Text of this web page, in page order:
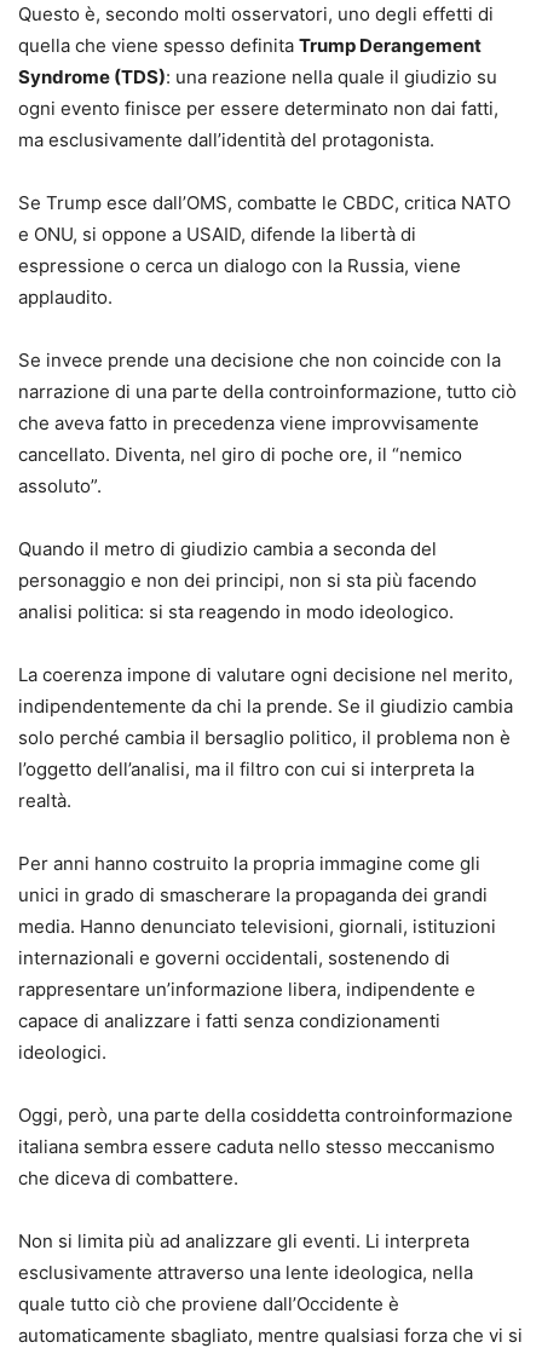
Questo è, secondo molti osservatori, uno degli effetti di
quella che viene spesso definita Trump Derangement
Syndrome (TDS): una reazione nella quale il giudizio su
ogni evento finisce per essere determinato non dai fatti,
ma esclusivamente dall’identità del protagonista.
Se Trump esce dall’OMS, combatte le CBDC, critica NATO
e ONU, si oppone a USAID, difende la libertà di
espressione o cerca un dialogo con la Russia, viene
applaudito.
Se invece prende una decisione che non coincide con la
narrazione di una parte della controinformazione, tutto ciò
che aveva fatto in precedenza viene improvvisamente
cancellato. Diventa, nel giro di poche ore, il “nemico
assoluto”.
Quando il metro di giudizio cambia a seconda del
personaggio e non dei principi, non si sta più facendo
analisi politica: si sta reagendo in modo ideologico.
La coerenza impone di valutare ogni decisione nel merito,
indipendentemente da chi la prende. Se il giudizio cambia
solo perché cambia il bersaglio politico, il problema non è
l’oggetto dell’analisi, ma il filtro con cui si interpreta la
realtà.
Per anni hanno costruito la propria immagine come gli
unici in grado di smascherare la propaganda dei grandi
media. Hanno denunciato televisioni, giornali, istituzioni
internazionali e governi occidentali, sostenendo di
rappresentare un’informazione libera, indipendente e
capace di analizzare i fatti senza condizionamenti
ideologici.
Oggi, però, una parte della cosiddetta controinformazione
italiana sembra essere caduta nello stesso meccanismo
che diceva di combattere.
Non si limita più ad analizzare gli eventi. Li interpreta
esclusivamente attraverso una lente ideologica, nella
quale tutto ciò che proviene dall’Occidente è
automaticamente sbagliato, mentre qualsiasi forza che vi si